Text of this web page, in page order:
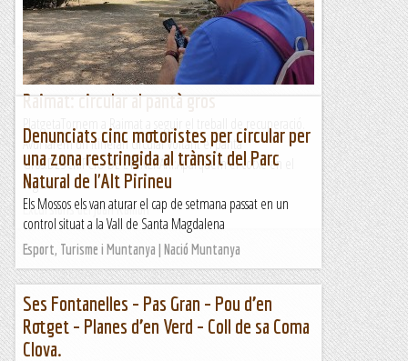
Kimisades
Raimat: circular al pantà gros
PlatgetaTornem a Raimat a seguir el treball de recuperació.
Avui farem un itinerari circular voltant el pantà
Gros.DESCRIPCIÓ DE L'ITINERARI:Aparquem el cotxe en el
segon...
Excursions del Joan Ramon
Denunciats cinc motoristes per circular per
una zona restringida al trànsit del Parc
Natural de l'Alt Pirineu
Els Mossos els van aturar el cap de setmana passat en un
control situat a la Vall de Santa Magdalena
Esport, Turisme i Muntanya | Nació Muntanya
Ses Fontanelles – Pas Gran – Pou d’en
Rotget – Planes d’en Verd – Coll de sa Coma
Clova.